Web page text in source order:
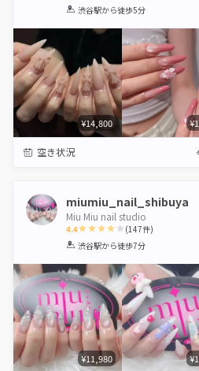
1 2 3 4 5
渋谷駅から徒歩5分
¥14,800
空き状況
miumiu_nail_shibuya
Miu Miu nail studio
4.4
1 2 3 4 5
(147件)
渋谷駅から徒歩7分
¥11,980